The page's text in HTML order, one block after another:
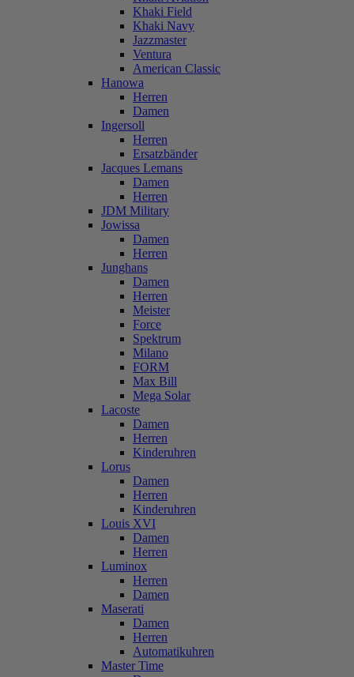
Khaki Field
Khaki Navy
Jazzmaster
Ventura
American Classic
Hanowa
Herren
Damen
Ingersoll
Herren
Ersatzbänder
Jacques Lemans
Damen
Herren
JDM Military
Jowissa
Damen
Herren
Junghans
Damen
Herren
Meister
Force
Spektrum
Milano
FORM
Max Bill
Mega Solar
Lacoste
Damen
Herren
Kinderuhren
Lorus
Damen
Herren
Kinderuhren
Louis XVI
Damen
Herren
Luminox
Herren
Damen
Maserati
Damen
Herren
Automatikuhren
Master Time